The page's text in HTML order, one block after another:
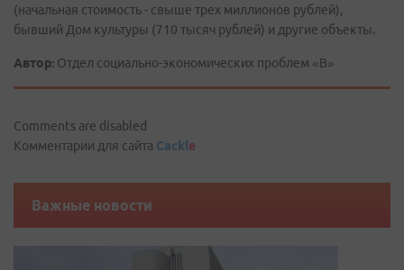
(начальная стоимость - свыше трех миллионов рублей),
бывший Дом культуры (710 тысяч рублей) и другие объекты.
Автор: Отдел социально-экономических проблем «В»
Comments are disabled
Комментарии для сайта Cackle
Важные новости